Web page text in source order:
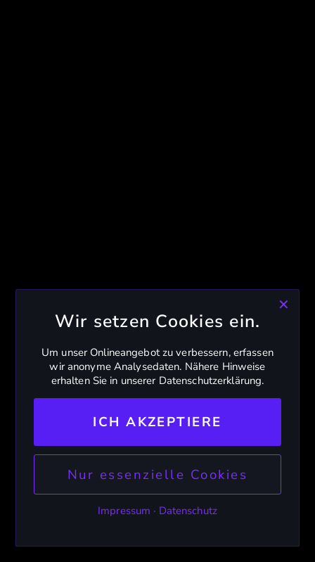
Wir setzen Cookies ein.
Um unser Onlineangebot zu verbessern, erfassen
wir anonyme Analysedaten. Nähere Hinweise
erhalten Sie in unserer Datenschutzerklärung.
ICH AKZEPTIERE
Nur essenzielle Cookies
Impressum · Datenschutz
✕